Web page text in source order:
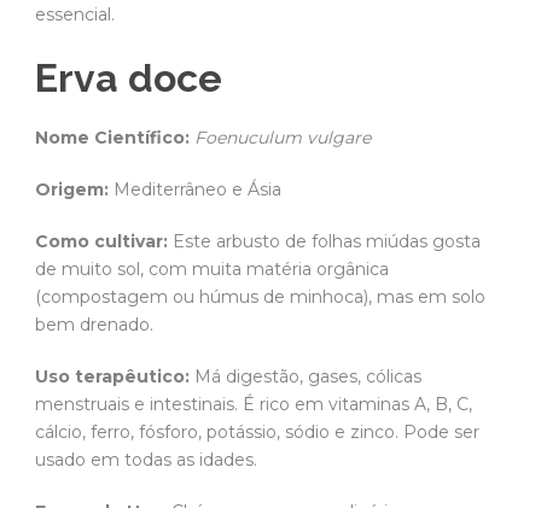
essencial.
Erva doce
Nome Científico: Foenuculum vulgare
Origem: Mediterrâneo e Ásia
Como cultivar: Este arbusto de folhas miúdas gosta
de muito sol, com muita matéria orgânica
(compostagem ou húmus de minhoca), mas em solo
bem drenado.
Uso terapêutico: Má digestão, gases, cólicas
menstruais e intestinais. É rico em vitaminas A, B, C,
cálcio, ferro, fósforo, potássio, sódio e zinco. Pode ser
usado em todas as idades.